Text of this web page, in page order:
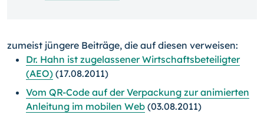
zumeist jüngere Beiträge, die auf diesen verweisen:
Dr. Hahn ist zugelassener Wirtschaftsbeteiligter
(AEO) (17.08.2011)
Vom QR-Code auf der Verpackung zur animierten
Anleitung im mobilen Web (03.08.2011)